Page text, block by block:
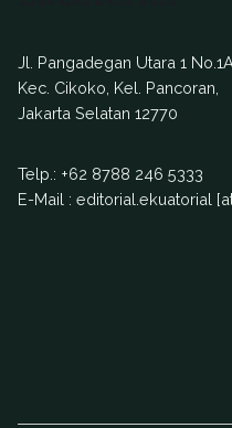
Jl. Pangadegan Utara 1 No.1A,
Kec. Cikoko, Kel. Pancoran,
Jakarta Selatan 12770
Telp.: +62 8788 246 5333
E-Mail : editorial.ekuatorial